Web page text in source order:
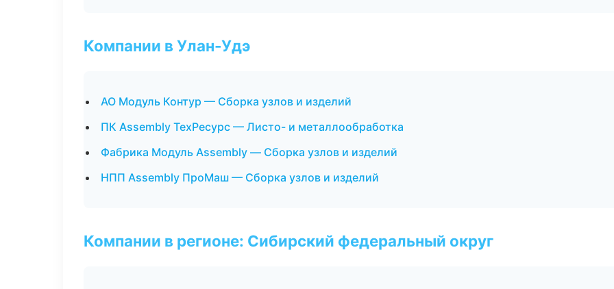
Компании в Улан-Удэ
АО Модуль Контур — Сборка узлов и изделий
ПК Assembly ТехРесурс — Листо- и металлообработка
Фабрика Модуль Assembly — Сборка узлов и изделий
НПП Assembly ПроМаш — Сборка узлов и изделий
Компании в регионе: Сибирский федеральный округ